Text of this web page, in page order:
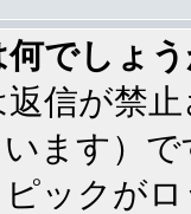
でしょ
信が禁
ます）
ックが